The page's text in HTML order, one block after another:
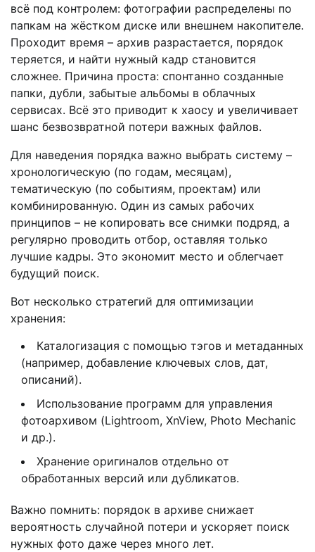
всё под контролем: фотографии распределены по
папкам на жёстком диске или внешнем накопителе.
Проходит время – архив разрастается, порядок
теряется, и найти нужный кадр становится
сложнее. Причина проста: спонтанно созданные
папки, дубли, забытые альбомы в облачных
сервисах. Всё это приводит к хаосу и увеличивает
шанс безвозвратной потери важных файлов.
Для наведения порядка важно выбрать систему –
хронологическую (по годам, месяцам),
тематическую (по событиям, проектам) или
комбинированную. Один из самых рабочих
принципов – не копировать все снимки подряд, а
регулярно проводить отбор, оставляя только
лучшие кадры. Это экономит место и облегчает
будущий поиск.
Вот несколько стратегий для оптимизации
хранения:
Каталогизация с помощью тэгов и метаданных
(например, добавление ключевых слов, дат,
описаний).
Использование программ для управления
фотоархивом (Lightroom, XnView, Photo Mechanic
и др.).
Хранение оригиналов отдельно от
обработанных версий или дубликатов.
Важно помнить: порядок в архиве снижает
вероятность случайной потери и ускоряет поиск
нужных фото даже через много лет.